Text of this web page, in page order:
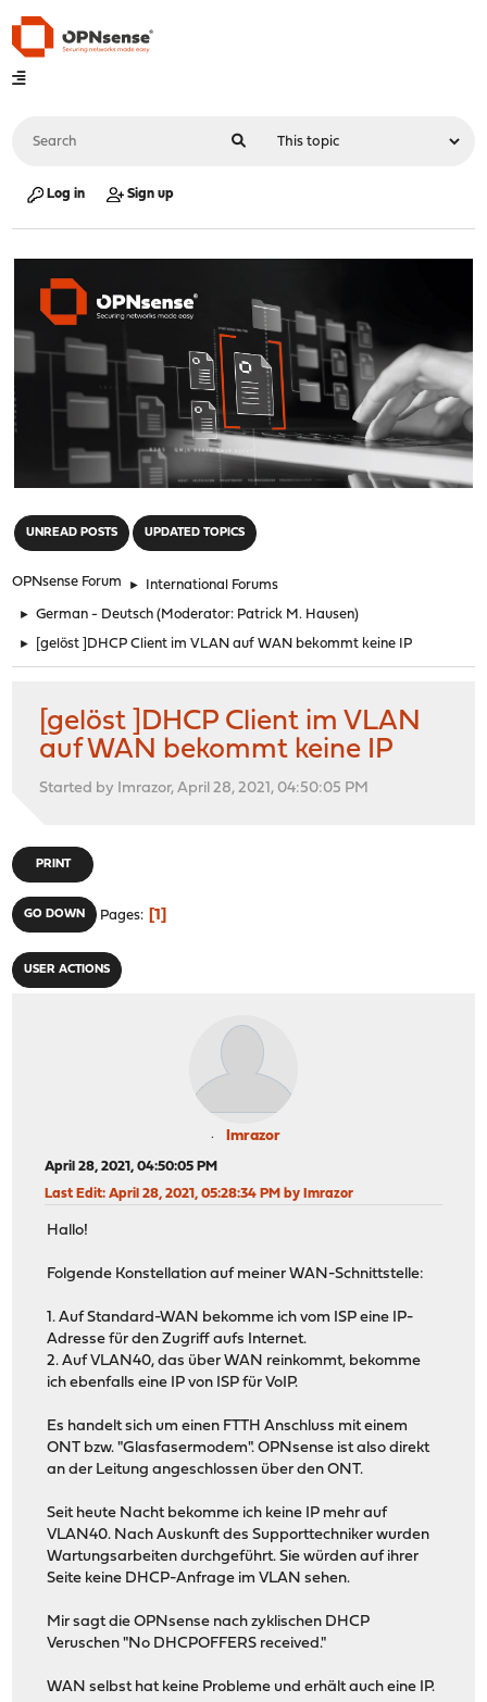
Log in Sign up
UNREAD POSTS UPDATED TOPICS
OPNsense Forum ► International Forums
► German - Deutsch (Moderator: Patrick M. Hausen)
► [gelöst ]DHCP Client im VLAN auf WAN bekommt keine IP
[gelöst ]DHCP Client im VLAN
auf WAN bekommt keine IP
Started by Imrazor, April 28, 2021, 04:50:05 PM
PRINT
GO DOWN Pages 1
USER ACTIONS
Imrazor
April 28, 2021, 04:50:05 PM
Last Edit: April 28, 2021, 05:28:34 PM by Imrazor
Hallo!
Folgende Konstellation auf meiner WAN-Schnittstelle:
1. Auf Standard-WAN bekomme ich vom ISP eine IP-
Adresse für den Zugriff aufs Internet.
2. Auf VLAN40, das über WAN reinkommt, bekomme
ich ebenfalls eine IP von ISP für VoIP.
Es handelt sich um einen FTTH Anschluss mit einem
ONT bzw. "Glasfasermodem". OPNsense ist also direkt
an der Leitung angeschlossen über den ONT.
Seit heute Nacht bekomme ich keine IP mehr auf
VLAN40. Nach Auskunft des Supporttechniker wurden
Wartungsarbeiten durchgeführt. Sie würden auf ihrer
Seite keine DHCP-Anfrage im VLAN sehen.
Mir sagt die OPNsense nach zyklischen DHCP
Veruschen "No DHCPOFFERS received."
WAN selbst hat keine Probleme und erhält auch eine IP.